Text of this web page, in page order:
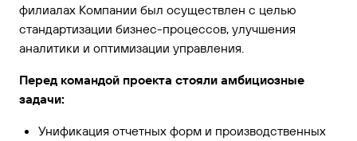
филиалах Компании был осуществлен с целью
стандартизации бизнес-процессов, улучшения
аналитики и оптимизации управления.
Перед командой проекта стояли амбициозные
задачи:
Унификация отчетных форм и производственных